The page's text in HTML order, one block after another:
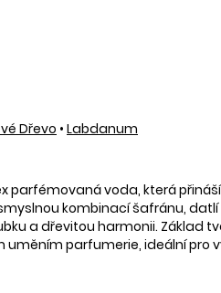
Dřevo • Labdanum
parfémovaná voda, která
kombinací šafránu,
a dřevitou harmonii. Základ
parfumerie, ideální pro